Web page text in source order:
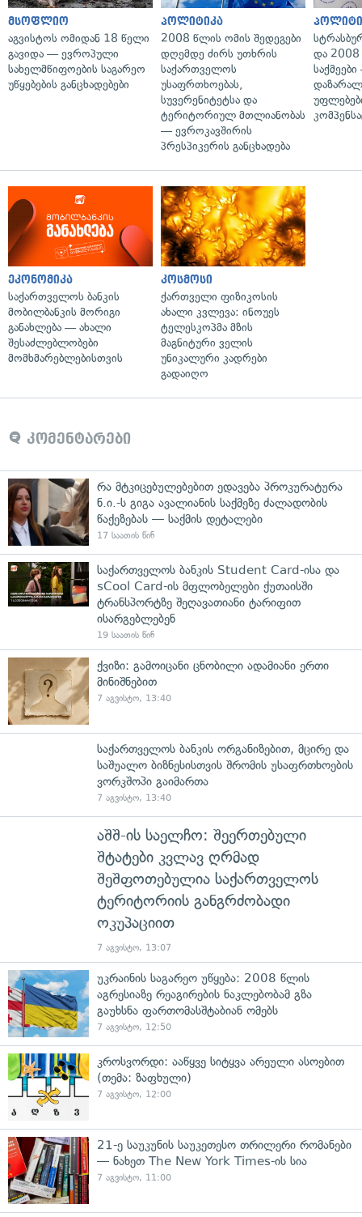
მსოფლიო
აგვისტოს ომიდან 18 წელი
გავიდა — ევროპული
სახელმწიფოების საგარეო
უწყებების განცხადებები
პოლიტიკა
2008 წლის ომის შედეგები
დღემდე ძირს უთხრის
საქართველოს
უსაფრთხოებას,
სუვერენიტეტსა და
ტერიტორიულ მთლიანობას
— ევროკავშირის
პრესპიკერის განცხადება
და 2008
ეკონომიკა
საქართველოს ბანკის
მობილბანკის მორიგი
განახლება — ახალი
შესაძლებლობები
მომხმარებლებისთვის
კოსმოსი
ქართველი ფიზიკოსის
ახალი კვლევა: ინოუეს
ტელესკოპმა მზის
მაგნიტური ველის
უნიკალური კადრები
გადაიღო
კომენტარები
რა მტკიცებულებებით ედავება პროკურატურა
ნ.ი.-ს გიგა ავალიანის საქმეზე ძალადობის
წაქეზებას — საქმის დეტალები
17 საათის წინ
საქართველოს ბანკის Student Card-ისა და
sCool Card-ის მფლობელები ქუთაისში
ტრანსპორტზე შეღავათიანი ტარიფით
ისარგებლებენ
19 საათის წინ
ქვიზი: გამოიცანი ცნობილი ადამიანი ერთი
მინიშნებით
7 აგვისტო, 13:40
საქართველოს ბანკის ორგანიზებით, მცირე და
საშუალო ბიზნესისთვის შრომის უსაფრთხოების
ვორკშოპი გაიმართა
7 აგვისტო, 13:40
აშშ-ის საელჩო: შეერთებული
შტატები კვლავ ღრმად
შეშფოთებულია საქართველოს
ტერიტორიის განგრძობადი
ოკუპაციით
7 აგვისტო, 13:07
უკრაინის საგარეო უწყება: 2008 წლის
აგრესიაზე რეაგირების ნაკლებობამ გზა
გაუხსნა ფართომასშტაბიან ომებს
7 აგვისტო, 12:50
კროსვორდი: ააწყვე სიტყვა არეული ასოებით
(თემა: ზაფხული)
7 აგვისტო, 12:00
21-ე საუკუნის საუკეთესო თრილერი რომანები
— ნახეთ The New York Times-ის სია
7 აგვისტო, 11:00